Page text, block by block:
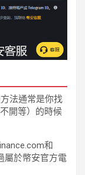
法通常是你找
開等）的時候
和
屬於幣安官方電